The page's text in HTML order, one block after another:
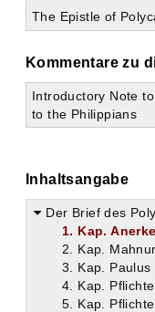
The Epistle of
Kommentare zu
Introductory Note
to the Philippians
Inhaltsangabe
Der Brief des
2. Kap.
4. Kap.